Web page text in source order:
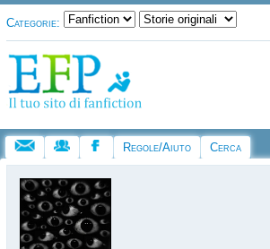
Categorie:
Regole/Aiuto Cerca